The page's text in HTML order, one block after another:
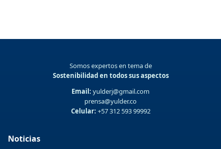
Somos expertos en tema de
Sostenibilidad en todos sus aspectos
Email: yulderj@gmail.com
prensa@yulder.co
Celular: +57 312 593 99992
Noticias